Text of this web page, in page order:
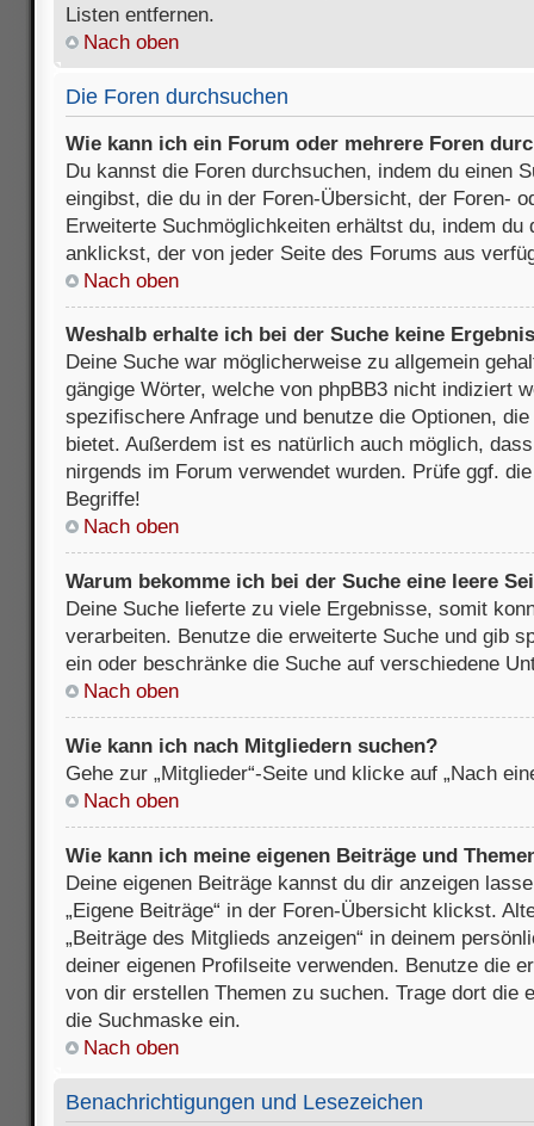
Listen entfernen.
Nach oben
Die Foren durchsuchen
Wie kann ich ein Forum oder mehrere Foren
Du kannst die Foren durchsuchen, indem du einen
eingibst, die du in der Foren-Übersicht, der Foren-
Erweiterte Suchmöglichkeiten erhältst du, indem du
anklickst, der von jeder Seite des Forums aus
Nach oben
Weshalb erhalte ich bei der Suche keine
Deine Suche war möglicherweise zu allgemein
gängige Wörter, welche von phpBB3 nicht indiziert
spezifischere Anfrage und benutze die Optionen,
bietet. Außerdem ist es natürlich auch möglich,
nirgends im Forum verwendet wurden. Prüfe ggf.
Begriffe!
Nach oben
Warum bekomme ich bei der Suche eine leere
Deine Suche lieferte zu viele Ergebnisse, somit
verarbeiten. Benutze die erweiterte Suche und gib
ein oder beschränke die Suche auf verschiedene
Nach oben
Wie kann ich nach Mitgliedern suchen?
Gehe zur „Mitglieder“-Seite und klicke auf „Nach
Nach oben
Wie kann ich meine eigenen Beiträge und
Deine eigenen Beiträge kannst du dir anzeigen
„Eigene Beiträge“ in der Foren-Übersicht klickst.
„Beiträge des Mitglieds anzeigen“ in deinem
deiner eigenen Profilseite verwenden. Benutze die
von dir erstellen Themen zu suchen. Trage dort die
die Suchmaske ein.
Nach oben
Benachrichtigungen und Lesezeichen